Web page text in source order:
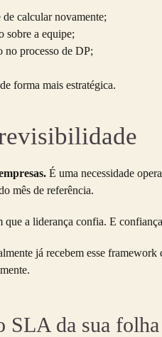
de calcular novamente;
sobre a equipe;
processo de DP;
forma mais estratégica.
É uma necessidade
mês de referência.
a liderança confia. E
já recebem esse
SLA da sua